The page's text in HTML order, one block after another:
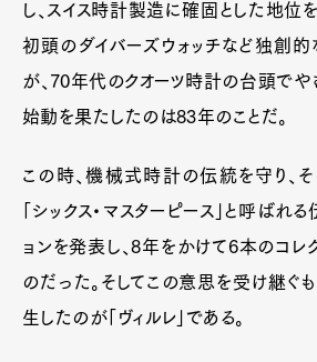
し、スイス時計製造に確固とした地位
初頭のダイバーズウォッチなど独創
が、70年代のクオーツ時計の台頭でや
始動を果たしたのは83年のことだ。
この時、機械式時計の伝統を守り、
「シックス・マスターピース」と呼ばれ
ョンを発表し、8年をかけて6本のコレ
のだった。そしてこの意思を受け継ぐ
生したのが「ヴィルレ」である。